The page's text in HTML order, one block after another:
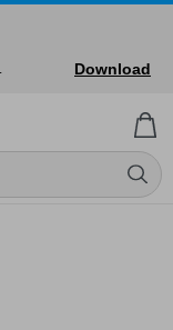
Download